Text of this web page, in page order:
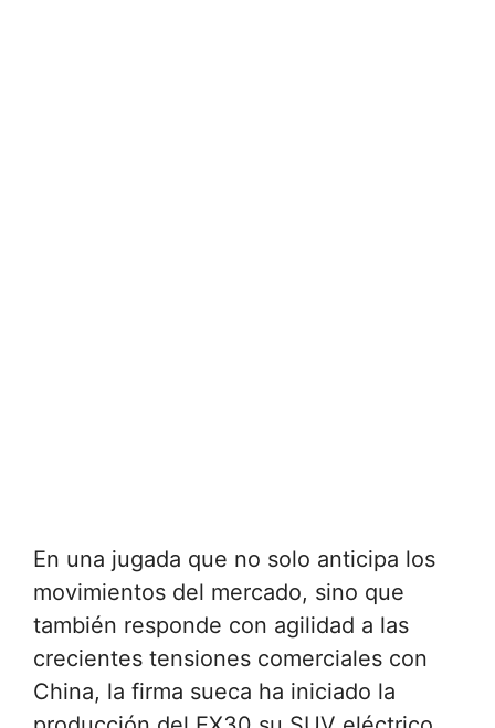
En una jugada que no solo anticipa los
movimientos del mercado, sino que
también responde con agilidad a las
crecientes tensiones comerciales con
China, la firma sueca ha iniciado la